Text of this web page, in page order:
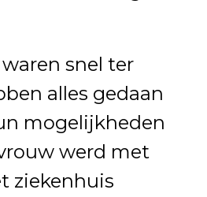
snel ter
alles gedaan
mogelijkheden
werd met
ziekenhuis